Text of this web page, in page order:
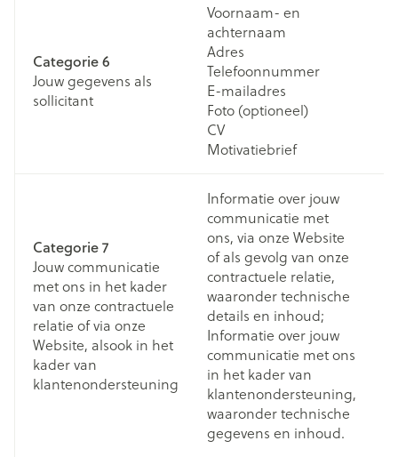
Categorie 6
Jouw gegevens als
sollicitant
Voornaam- en
achternaam
Adres
Telefoonnummer
E-mailadres
Foto (optioneel)
CV
Motivatiebrief
Categorie 7
Jouw communicatie
met ons in het kader
van onze contractuele
relatie of via onze
Website, alsook in het
kader van
klantenondersteuning
Informatie over jouw
communicatie met
ons, via onze Website
of als gevolg van onze
contractuele relatie,
waaronder technische
details en inhoud;
Informatie over jouw
communicatie met ons
in het kader van
klantenondersteuning,
waaronder technische
gegevens en inhoud.